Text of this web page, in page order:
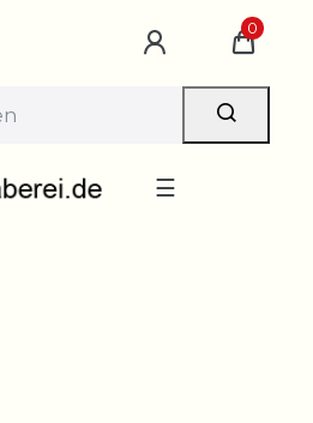
vom 10. bis 29.
wir gerne entgegen —
wieder ab Montag, 31.
0
☰